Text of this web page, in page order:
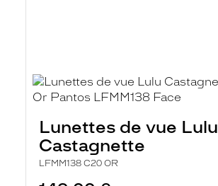
Lunettes de vue Lulu
Castagnette
LFMM138 C20 OR